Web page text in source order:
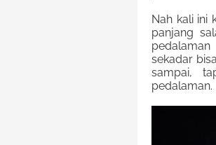
Nah kali ini
panjang
sekadar
sampai,
pedalaman.